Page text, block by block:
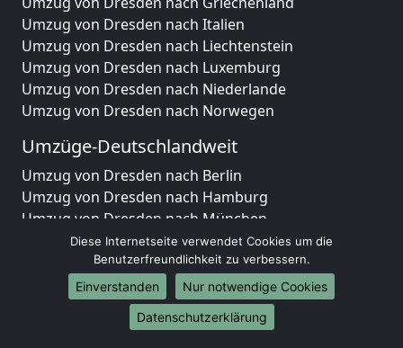
Umzug von Dresden nach Italien
Umzug von Dresden nach Liechtenstein
Umzug von Dresden nach Luxemburg
Umzug von Dresden nach Niederlande
Umzug von Dresden nach Norwegen
Umzüge-Deutschlandweit
Umzug von Dresden nach Berlin
Umzug von Dresden nach Hamburg
Umzug von Dresden nach München
Umzug von Dresden nach Köln
Umzug von Dresden nach Frankfurt am Main
Umzug von Dresden nach Stuttgart
Umzug von Dresden nach Düsseldorf
Umzug von Dresden nach Leipzig
Diese Internetseite verwendet Cookies um die
Benutzerfreundlichkeit zu verbessern.
Einverstanden
Nur notwendige Cookies
Datenschutzerklärung